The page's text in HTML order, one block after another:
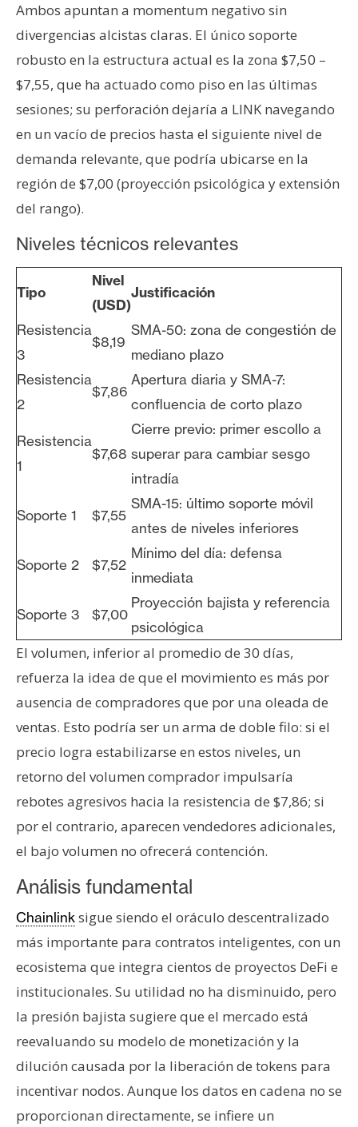
Ambos apuntan a momentum negativo sin
divergencias alcistas claras. El único soporte
robusto en la estructura actual es la zona $7,50 –
$7,55, que ha actuado como piso en las últimas
sesiones; su perforación dejaría a LINK navegando
en un vacío de precios hasta el siguiente nivel de
demanda relevante, que podría ubicarse en la
región de $7,00 (proyección psicológica y extensión
del rango).
Niveles técnicos relevantes
Tipo
Nivel
(USD)
Justificación
Resistencia
3
$8,19
SMA-50: zona de congestión de
mediano plazo
Resistencia
2
$7,86
Apertura diaria y SMA-7:
confluencia de corto plazo
Resistencia
1
$7,68
Cierre previo: primer escollo a
superar para cambiar sesgo
intradía
Soporte 1 $7,55
SMA-15: último soporte móvil
antes de niveles inferiores
Soporte 2 $7,52
Mínimo del día: defensa
inmediata
Soporte 3 $7,00
Proyección bajista y referencia
psicológica
El volumen, inferior al promedio de 30 días,
refuerza la idea de que el movimiento es más por
ausencia de compradores que por una oleada de
ventas. Esto podría ser un arma de doble filo: si el
precio logra estabilizarse en estos niveles, un
retorno del volumen comprador impulsaría
rebotes agresivos hacia la resistencia de $7,86; si
por el contrario, aparecen vendedores adicionales,
el bajo volumen no ofrecerá contención.
Análisis fundamental
Chainlinksigue siendo el oráculo descentralizado
más importante para contratos inteligentes, con un
ecosistema que integra cientos de proyectos DeFi e
institucionales. Su utilidad no ha disminuido, pero
la presión bajista sugiere que el mercado está
reevaluando su modelo de monetización y la
dilución causada por la liberación de tokens para
incentivar nodos. Aunque los datos en cadena no se
proporcionan directamente, se infiere un